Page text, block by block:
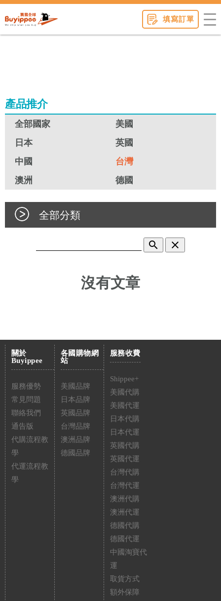
填寫訂單
產品推介
全部國家
美國
日本
英國
中國
台灣
澳洲
德國
全部分類
search clear
沒有文章
關於
Buyippee
服務優勢
常見問題
聯絡我們
通告版
代購流程教
學
代運流程教
學
各國購物網
站
美國品牌
日本品牌
英國品牌
台灣品牌
澳洲品牌
德國品牌
服務收費
Shippee+
美國代購
美國代運
日本代購
日本代運
英國代購
英國代運
台灣代購
台灣代運
澳洲代購
澳洲代運
德國代購
德國代運
中國淘寶代
運
取貨方式
額外保障